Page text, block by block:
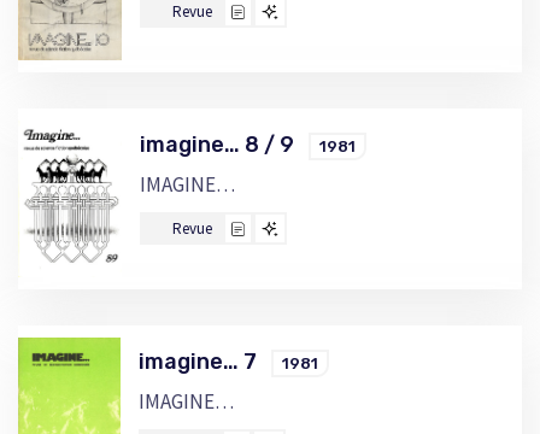
Revue
imagine… 8 / 9 1981
IMAGINE…
Revue
imagine… 7 1981
IMAGINE…